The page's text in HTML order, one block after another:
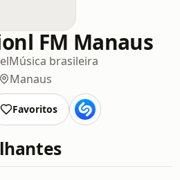
FM Manaus
Música brasileira
Manaus
Favoritos